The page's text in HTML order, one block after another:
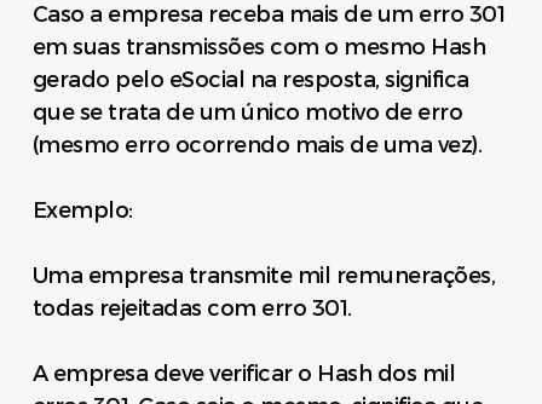
Caso a empresa receba mais de um erro 301
em suas transmissões com o mesmo Hash
gerado pelo eSocial na resposta, significa
que se trata de um único motivo de erro
(mesmo erro ocorrendo mais de uma vez).
Exemplo:
Uma empresa transmite mil remunerações,
todas rejeitadas com erro 301.
A empresa deve verificar o Hash dos mil